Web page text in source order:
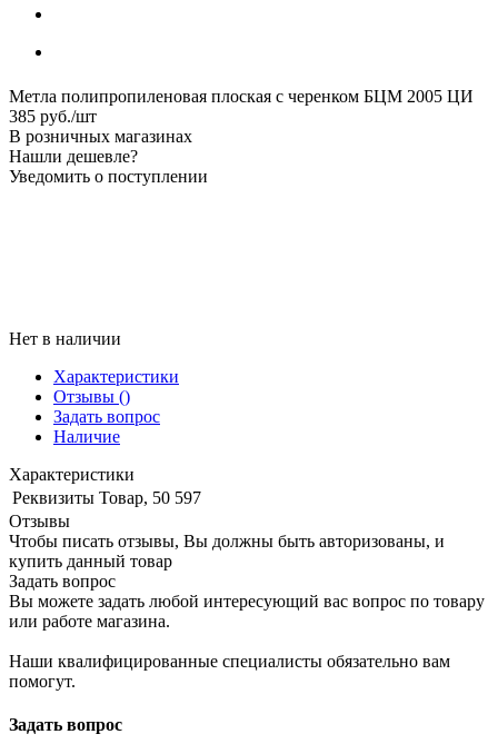
Метла полипропиленовая плоская с черенком БЦМ 2005 ЦИ
385 руб./шт
В розничных магазинах
Нашли дешевле?
Уведомить о поступлении
Нет в наличии
Характеристики
Отзывы ()
Задать вопрос
Наличие
Характеристики
Реквизиты Товар, 50 597
Отзывы
Чтобы писать отзывы, Вы должны быть авторизованы, и
купить данный товар
Задать вопрос
Вы можете задать любой интересующий вас вопрос по товару
или работе магазина.
Наши квалифицированные специалисты обязательно вам
помогут.
Задать вопрос